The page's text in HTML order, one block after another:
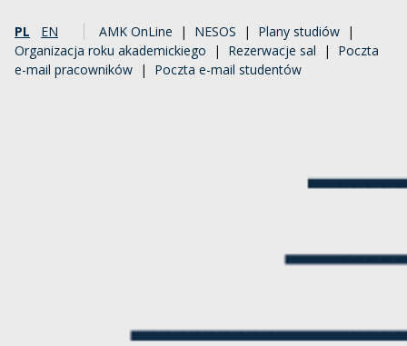
PL EN AMK OnLine | NESOS | Plany studiów |
Organizacja roku akademickiego | Rezerwacje sal | Poczta
e-mail pracowników | Poczta e-mail studentów